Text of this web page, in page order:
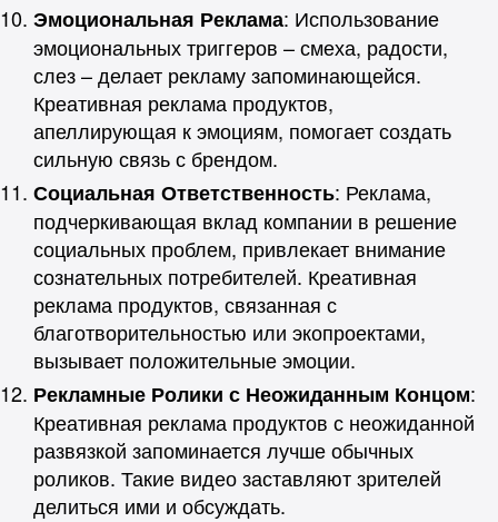
Эмоциональная Реклама: Использование
эмоциональных триггеров – смеха, радости,
слез – делает рекламу запоминающейся.
Креативная реклама продуктов,
апеллирующая к эмоциям, помогает создать
сильную связь с брендом.
Социальная Ответственность: Реклама,
подчеркивающая вклад компании в решение
социальных проблем, привлекает внимание
сознательных потребителей. Креативная
реклама продуктов, связанная с
благотворительностью или экопроектами,
вызывает положительные эмоции.
Рекламные Ролики с Неожиданным Концом:
Креативная реклама продуктов с неожиданной
развязкой запоминается лучше обычных
роликов. Такие видео заставляют зрителей
делиться ими и обсуждать.